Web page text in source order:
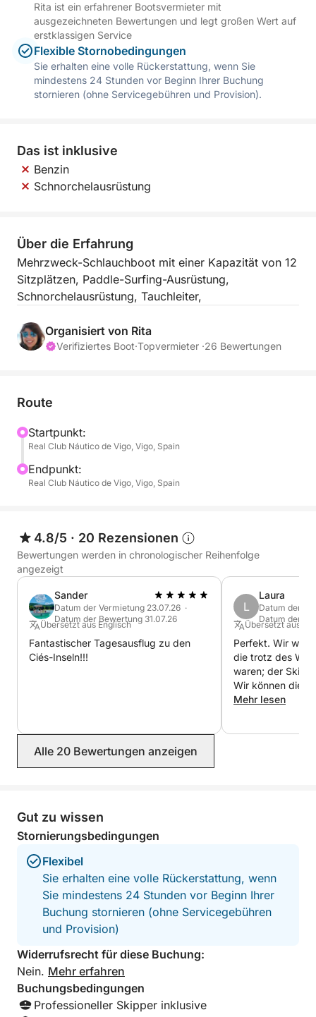
Rita ist ein erfahrener Bootsvermieter mit
ausgezeichneten Bewertungen und legt großen Wert auf
erstklassigen Service
Flexible Stornobedingungen
Sie erhalten eine volle Rückerstattung, wenn Sie
mindestens 24 Stunden vor Beginn Ihrer Buchung
stornieren (ohne Servicegebühren und Provision).
Das ist inklusive
Benzin
Schnorchelausrüstung
Über die Erfahrung
Mehrzweck-Schlauchboot mit einer Kapazität von 12
Sitzplätzen, Paddle-Surfing-Ausrüstung,
Schnorchelausrüstung, Tauchleiter,
Organisiert von Rita
Verifiziertes Boot·Topvermieter ·26 Bewertungen
Route
Startpunkt:
Real Club Náutico de Vigo, Vigo, Spain
Endpunkt:
Real Club Náutico de Vigo, Vigo, Spain
4.8/5 · 20 Rezensionen
Bewertungen werden in chronologischer Reihenfolge
angezeigt
Sander
Datum der Vermietung 23.07.26 ·
Datum der Bewertung 31.07.26
Übersetzt aus Englisch
Fantastischer Tagesausflug zu den
Ciés-Inseln!!!
L
Laura
Datum der
Datum der
Übersetzt aus
Perfekt. Wir
die trotz des
waren; der
Wir können die
empfehlen und
Mehr lesen
Alle 20 Bewertungen anzeigen
Gut zu wissen
Stornierungsbedingungen
Flexibel
Sie erhalten eine volle Rückerstattung, wenn
Sie mindestens 24 Stunden vor Beginn Ihrer
Buchung stornieren (ohne Servicegebühren
und Provision)
Widerrufsrecht für diese Buchung:
Nein. Mehr erfahren
Buchungsbedingungen
Professioneller Skipper inklusive